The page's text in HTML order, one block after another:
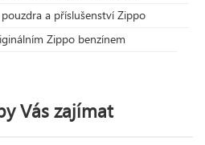
a příslušenství Zippo
Zippo benzínem
Vás zajímat